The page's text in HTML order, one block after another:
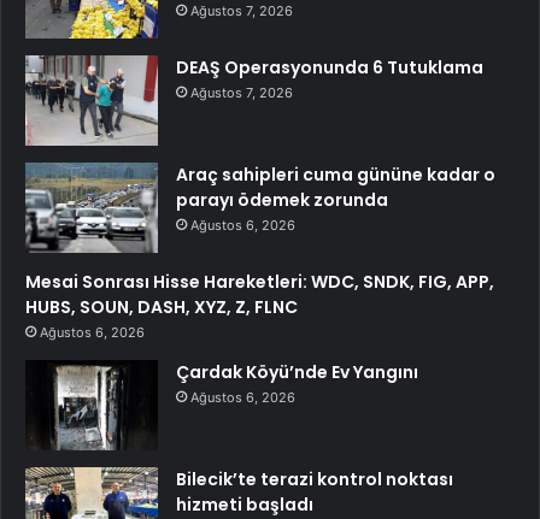
Ağustos 7, 2026
DEAŞ Operasyonunda 6 Tutuklama
Ağustos 7, 2026
Araç sahipleri cuma gününe kadar o
parayı ödemek zorunda
Ağustos 6, 2026
Mesai Sonrası Hisse Hareketleri: WDC, SNDK, FIG, APP,
HUBS, SOUN, DASH, XYZ, Z, FLNC
Ağustos 6, 2026
Çardak Köyü’nde Ev Yangını
Ağustos 6, 2026
Bilecik’te terazi kontrol noktası
hizmeti başladı